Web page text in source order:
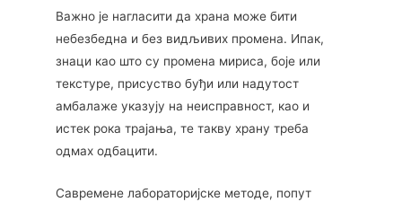
Важно је нагласити да храна може бити
небезбедна и без видљивих промена. Ипак,
знаци као што су промена мириса, боје или
текстуре, присуство буђи или надутост
амбалаже указују на неисправност, као и
истек рока трајања, те такву храну треба
одмах одбацити.
Савремене лабораторијске методе, попут